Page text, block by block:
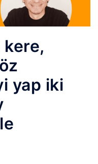
kere,
yap iki